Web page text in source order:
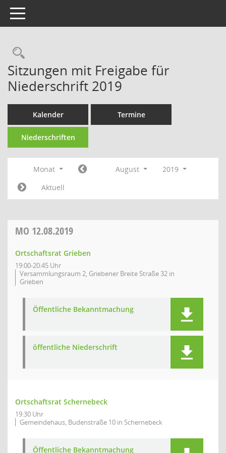
Toggle navigation
Rechercheauswahl
Sitzungen mit Freigabe für
Niederschrift 2019
Kalender Termine
Niederschriften
Monat August
2019
Aktuell
MO 12.08.2019
Ortschaftsrat Grieben
19:00-20:45 Uhr
Versammlungsraum 2, Griebener Breite Straße 32 in
Grieben
Öffentliche Bekanntmachung
öffentliche Niederschrift
Ortschaftsrat Schernebeck
19:30 Uhr
Gemeindehaus, Budenstraße 10 in Schernebeck
Öffentliche Bekanntmachung